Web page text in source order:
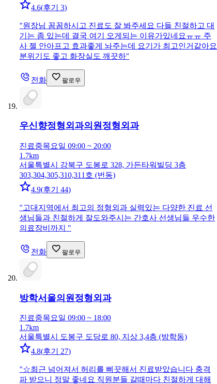
4.6(후기 3)
"원장님 꼼꼼하시고 진료도 잘 봐주세요 다들 친절하고 대
기는 좀 있는데 결국 여기 오게되는 이유가있네요ㅠㅠ 주
사 젤 안아프고 효과좋게 놔주는데 요기가 최고인거같아요
분위기도 좋고 화장실도 깨끗하"
전화 팔로우
우신향정형외과의원정형외과
진료중목요일 09:00 ~ 20:00
1.7km
서울특별시 강북구 도봉로 328, 가든타워빌딩 3층
303,304,305,310,311호 (번동)
4.9(후기 44)
"고대지역에서 최고의 정형외과 실력있는 다양한 진료 선
생님들과 친절하게 잘도와주시는 간호사 선생님들 우수한
의료장비까지 "
전화 팔로우
방학서울의원 정형외과
진료중목요일 09:00 ~ 18:00
1.7km
서울특별시 도봉구 도당로 80, 지상 3,4층 (방학동)
4.8(후기 27)
"☆최근 넘어져서 허리를 삐끗해서 진료받았습니다 충격
파 받으니 정말 좋네요 직원분들 갈때마다 친절하게 대해